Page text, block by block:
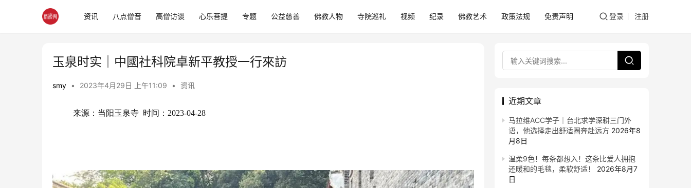
资讯 八点僧音 高僧访谈 心乐菩提 专题 公益慈善 佛教人物 寺院巡礼 视频 纪录 佛教艺术 政策法规 免责声明 登录 注册
玉泉时实｜中國社科院卓新平教授一行來訪
smy • 2023年4月29日 上午11:09 • 资讯
来源：当阳玉泉寺  时间：2023-04-28
近期文章
马拉维ACC学子｜台北求学深耕三门外
语，他选择走出舒适圈奔赴远方 2026年8
月8日
温柔9色！每条都想入！这条比爱人拥抱
还暖和的毛毯，柔软舒适！
2026年8月7
日